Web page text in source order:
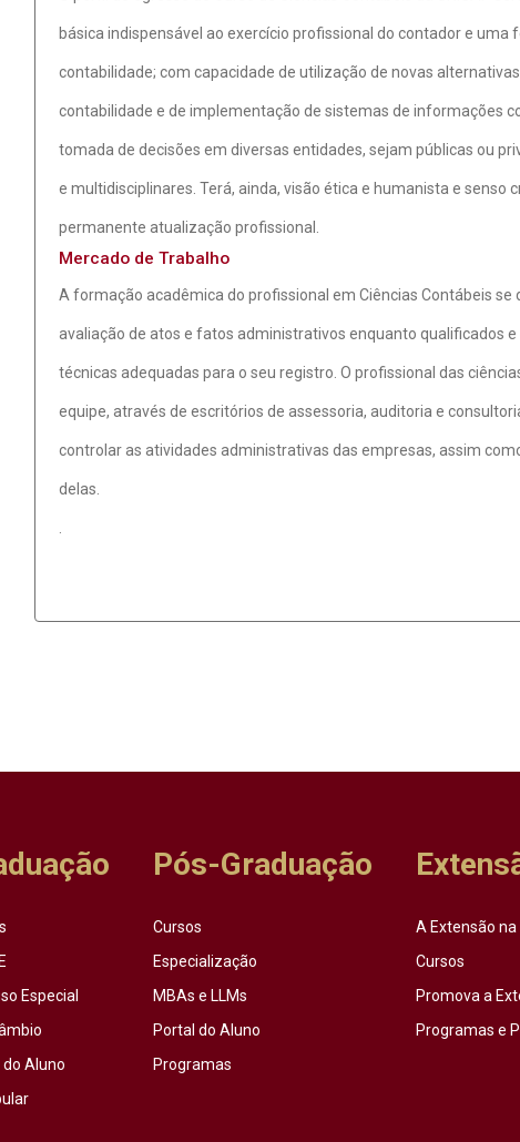
básica indispensável ao exercício profissional do contador e uma
contabilidade; com capacidade de utilização de novas
contabilidade e de implementação de sistemas de informações
tomada de decisões em diversas entidades, sejam públicas ou
e multidisciplinares. Terá, ainda, visão ética e humanista e senso
permanente atualização profissional.
Mercado de Trabalho
A formação acadêmica do profissional em Ciências Contábeis
avaliação de atos e fatos administrativos enquanto qualificados
técnicas adequadas para o seu registro. O profissional das
equipe, através de escritórios de assessoria, auditoria e
controlar as atividades administrativas das empresas, assim
delas.
.
Especial
do Aluno
Pós-Graduação
Cursos
Especialização
MBAs e LLMs
Portal do Aluno
Programas
A Extensão na
Cursos
Promova a
Programas e